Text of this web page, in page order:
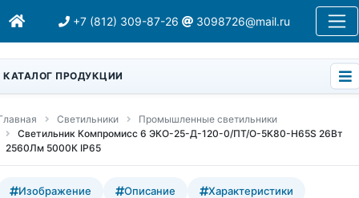
+7 (812) 309-87-26 3098726@mail.ru
КАТАЛОГ ПРОДУКЦИИ
Светильники
Промышленные светильники
Светильник Компромисс 6 ЭКО-25-Д-120-0/ПТ/О-5К80-Н65S 26Вт
2560Лм 5000К IP65
Изображение Описание Характеристики